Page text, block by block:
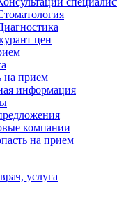
цен
на прием
информация
компании
на прием
услуга